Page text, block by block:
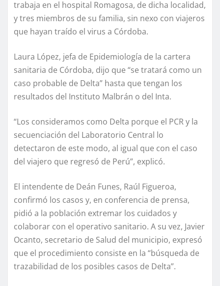
trabaja en el hospital Romagosa, de dicha localidad,
y tres miembros de su familia, sin nexo con viajeros
que hayan traído el virus a Córdoba.
Laura López, jefa de Epidemiología de la cartera
sanitaria de Córdoba, dijo que “se tratará como un
caso probable de Delta” hasta que tengan los
resultados del Instituto Malbrán o del Inta.
“Los consideramos como Delta porque el PCR y la
secuenciación del Laboratorio Central lo
detectaron de este modo, al igual que con el caso
del viajero que regresó de Perú”, explicó.
El intendente de Deán Funes, Raúl Figueroa,
confirmó los casos y, en conferencia de prensa,
pidió a la población extremar los cuidados y
colaborar con el operativo sanitario. A su vez, Javier
Ocanto, secretario de Salud del municipio, expresó
que el procedimiento consiste en la “búsqueda de
trazabilidad de los posibles casos de Delta”.